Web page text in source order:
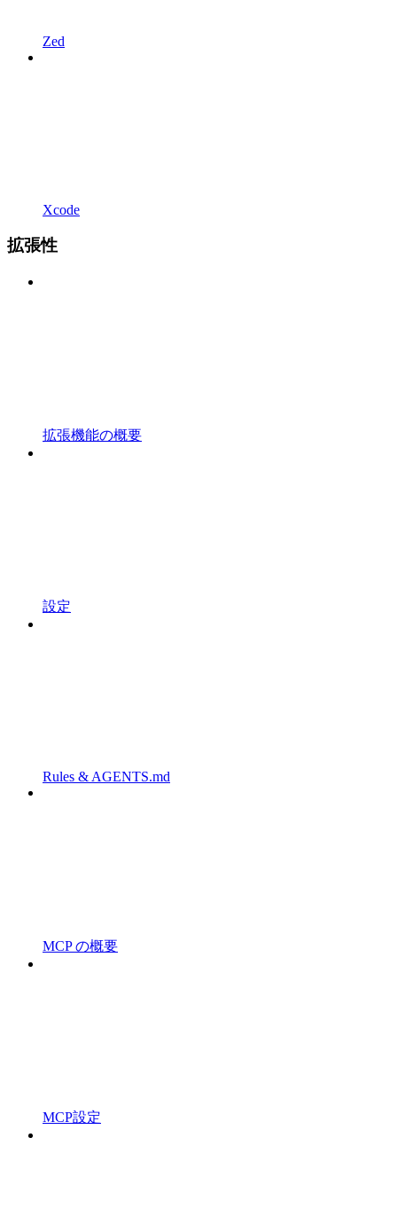
Zed
Xcode
拡張性
拡張機能の概要
設定
Rules & AGENTS.md
MCP の概要
MCP設定